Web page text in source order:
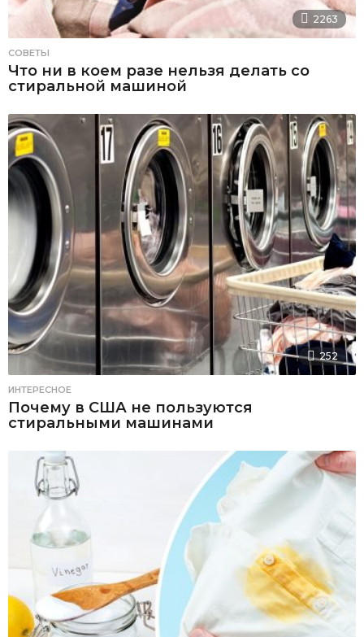
2263
СОВЕТЫ
Что ни в коем разе нельзя делать со
стиральной машиной
252
ИНТЕРЕСНОЕ
Почему в США не пользуются
стиральными машинами